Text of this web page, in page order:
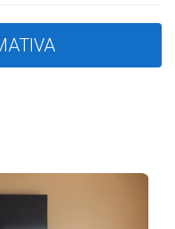
también te permitirá
de lujo.
de lujo. Conocer a las
puede abrir puertas